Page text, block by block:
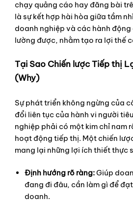
chạy quảng cáo hay đăng bài
là sự kết hợp hài hòa giữa tầm
doanh nghiệp và các hành động
lường được, nhằm tạo ra lợi thế
Tại Sao Chiến lược Tiếp thị
(Why)
Sự phát triển không ngừng của
đổi liên tục của hành vi người
nghiệp phải có một kim chỉ nam
hoạt động tiếp thị. Một chiến
mang lại những lợi ích thiết thực
Định hướng rõ ràng:Giúp
đang đi đâu, cần làm gì để
doanh.